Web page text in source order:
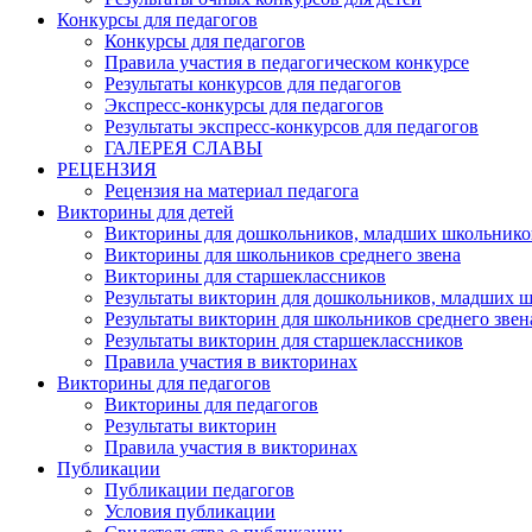
Конкурсы для педагогов
Конкурсы для педагогов
Правила участия в педагогическом конкурсе
Результаты конкурсов для педагогов
Экспресс-конкурсы для педагогов
Результаты экспресс-конкурсов для педагогов
ГАЛЕРЕЯ СЛАВЫ
РЕЦЕНЗИЯ
Рецензия на материал педагога
Викторины для детей
Викторины для дошкольников, младших
Викторины для школьников среднего звена
Викторины для старшеклассников
Результаты викторин для дошкольников, младших
Результаты викторин для школьников среднего
Результаты викторин для старшеклассников
Правила участия в викторинах
Викторины для педагогов
Викторины для педагогов
Результаты викторин
Правила участия в викторинах
Публикации
Публикации педагогов
Условия публикации